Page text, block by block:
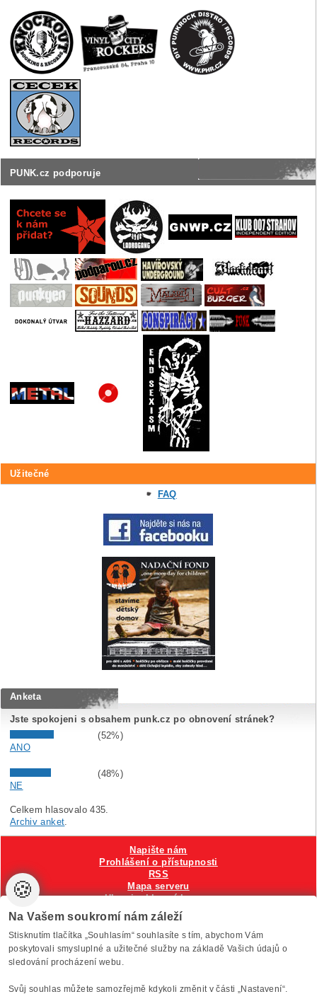
PUNK.cz podporuje
Užitečné
FAQ
Anketa
Jste spokojeni s obsahem punk.cz po obnovení stránek?
(52%)
ANO
(48%)
NE
Celkem hlasovalo 435.
Archiv anket.
VytvořiloAnawe , provozuje Anawe a Špína
Napište nám
Prohlášení o přístupnosti
RSS
Mapa serveru
Hlavni reklamní banner
Nastavení cookies
🍪
Na Vašem soukromí nám záleží
Stisknutím tlačítka „Souhlasím“ souhlasíte s tím, abychom Vám
poskytovali smysluplné a užitečné služby na základě Vašich údajů o
sledování procházení webu.
Svůj souhlas můžete samozřejmě kdykoli změnit v části „Nastavení“.